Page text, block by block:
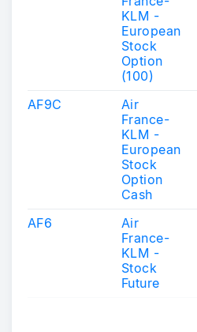
KLM -
European
Stock
Option
(100)
AF9C
Air
France-
KLM -
European
Stock
Option
Cash
AF6
Air
France-
KLM -
Stock
Future